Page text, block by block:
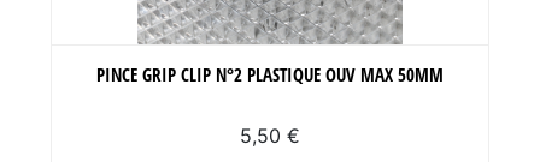
PINCE GRIP CLIP N°2 PLASTIQUE OUV MAX 50MM
5,50 €